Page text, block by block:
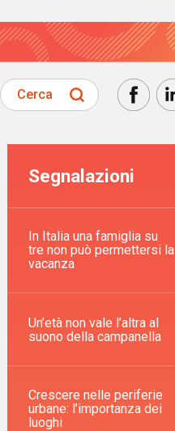
Cerca
Segnalazioni
In Italia una famiglia su
tre non può permettersi la
vacanza
Un’età non vale l’altra al
suono della campanella
Crescere nelle periferie
urbane: l’importanza dei
luoghi